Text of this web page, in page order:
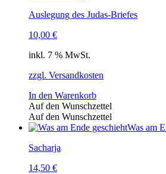
Auslegung des Judas-Briefes
10,00 €
inkl. 7 % MwSt.
zzgl. Versandkosten
In den Warenkorb
Auf den Wunschzettel
Auf den Wunschzettel
Was am
Sacharja
14,50 €